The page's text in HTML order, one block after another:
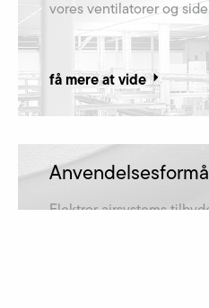
vores ventilatorer og
få mere at vide
Elektror airsystems